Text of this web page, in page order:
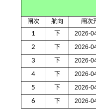
闸次 航向 闸次
1 下 2026-
2 下 2026-
3 下 2026-
4 下 2026-
5 下 2026-
6 下 2026-